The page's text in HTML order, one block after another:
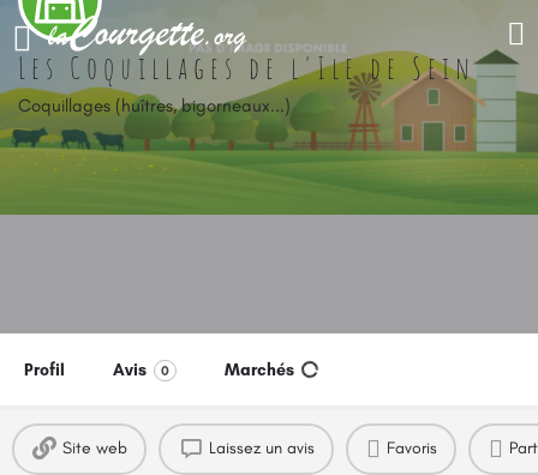
Les Coquillages de l'Ile de Sein
Coquillages (huîtres, bigorneaux...)
Profil Avis 0 Marchés
Site web Laissez un avis Favoris